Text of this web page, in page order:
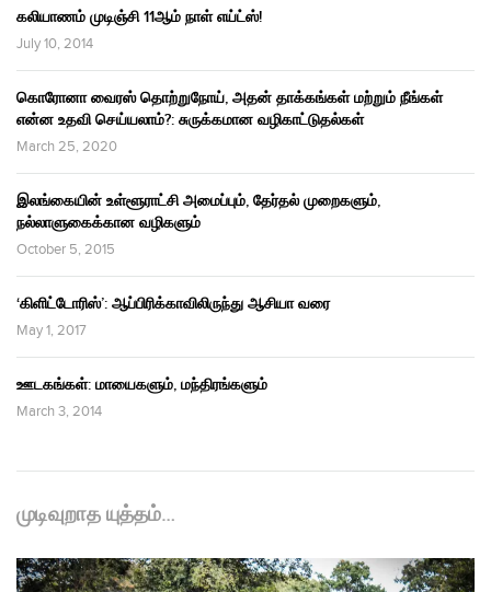
கலியாணம் முடிஞ்சி 11ஆம் நாள் எய்ட்ஸ்!
July 10, 2014
கொரோனா வைரஸ் தொற்றுநோய், அதன் தாக்கங்கள் மற்றும் நீங்கள்
என்ன உதவி செய்யலாம்?: சுருக்கமான வழிகாட்டுதல்கள்
March 25, 2020
இலங்கையின் உள்ளூராட்சி அமைப்பும், தேர்தல் முறைகளும்,
நல்லாளுகைக்கான வழிகளும்
October 5, 2015
‘கிளிட்டோரிஸ்’: ஆப்பிரிக்காவிலிருந்து ஆசியா வரை
May 1, 2017
ஊடகங்கள்: மாயைகளும், மந்திரங்களும்
March 3, 2014
முடிவுறாத யுத்தம்…